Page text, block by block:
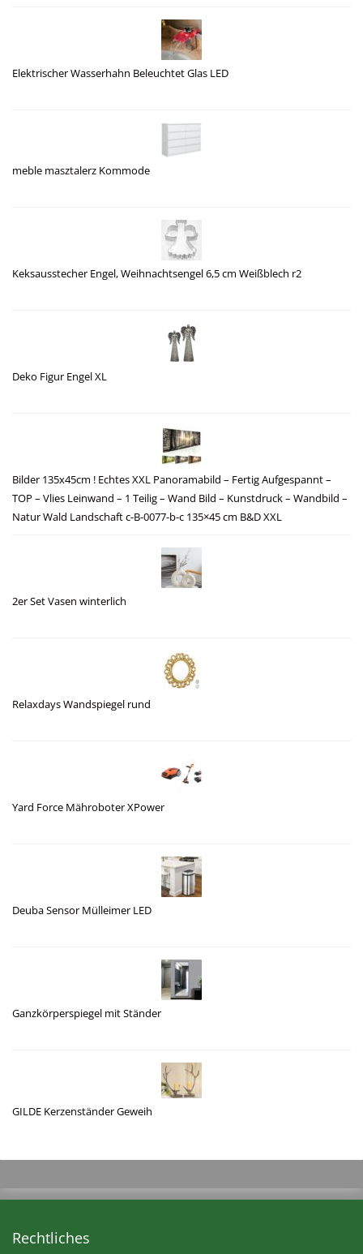
Elektrischer Wasserhahn Beleuchtet Glas LED
meble masztalerz Kommode
Keksausstecher Engel, Weihnachtsengel 6,5 cm Weißblech r2
Deko Figur Engel XL
Bilder 135x45cm ! Echtes XXL Panoramabild – Fertig Aufgespannt –
TOP – Vlies Leinwand – 1 Teilig – Wand Bild – Kunstdruck – Wandbild –
Natur Wald Landschaft c-B-0077-b-c 135×45 cm B&D XXL
2er Set Vasen winterlich
Relaxdays Wandspiegel rund
Yard Force Mähroboter XPower
Deuba Sensor Mülleimer LED
Ganzkörperspiegel mit Ständer
GILDE Kerzenständer Geweih
Rechtliches